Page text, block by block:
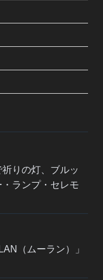
りの灯、ブルッ
ランプ・セレモ
（ムーラン）」